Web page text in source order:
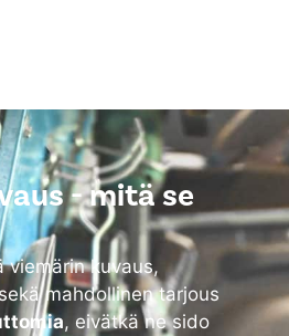
- mitä se
viemärin kuvaus,
mahdollinen tarjous
, eivätkä ne sido